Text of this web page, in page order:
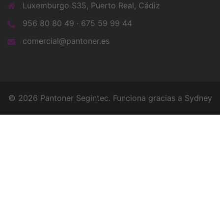
Luxemburgo S35, Puerto Real, Cádiz
956 80 80 49 · 675 59 99 44
comercial@pantoner.es
© 2026 Pantoner Segintec. Funciona gracias a Sydney